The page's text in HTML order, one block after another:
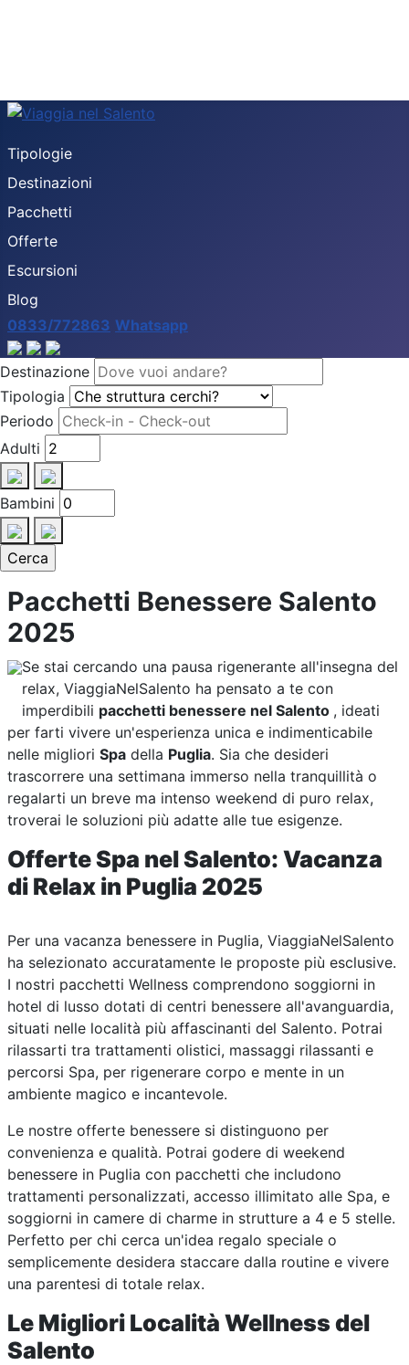
Tipologie
Destinazioni
Pacchetti
Offerte
Escursioni
Blog
0833/772863 Whatsapp
Destinazione
Tipologia
Periodo
Adulti
Bambini
Pacchetti Benessere Salento
2025
Se stai cercando una pausa rigenerante all'insegna del
relax, ViaggiaNelSalento ha pensato a te con
imperdibili pacchetti benessere nel Salento , ideati
per farti vivere un'esperienza unica e indimenticabile
nelle migliori Spa della Puglia. Sia che desideri
trascorrere una settimana immerso nella tranquillità o
regalarti un breve ma intenso weekend di puro relax,
troverai le soluzioni più adatte alle tue esigenze.
Offerte Spa nel Salento: Vacanza
di Relax in Puglia 2025
Per una vacanza benessere in Puglia, ViaggiaNelSalento
ha selezionato accuratamente le proposte più esclusive.
I nostri pacchetti Wellness comprendono soggiorni in
hotel di lusso dotati di centri benessere all'avanguardia,
situati nelle località più affascinanti del Salento. Potrai
rilassarti tra trattamenti olistici, massaggi rilassanti e
percorsi Spa, per rigenerare corpo e mente in un
ambiente magico e incantevole.
Le nostre offerte benessere si distinguono per
convenienza e qualità. Potrai godere di weekend
benessere in Puglia con pacchetti che includono
trattamenti personalizzati, accesso illimitato alle Spa, e
soggiorni in camere di charme in strutture a 4 e 5 stelle.
Perfetto per chi cerca un'idea regalo speciale o
semplicemente desidera staccare dalla routine e vivere
una parentesi di totale relax.
Le Migliori Località Wellness del
Salento